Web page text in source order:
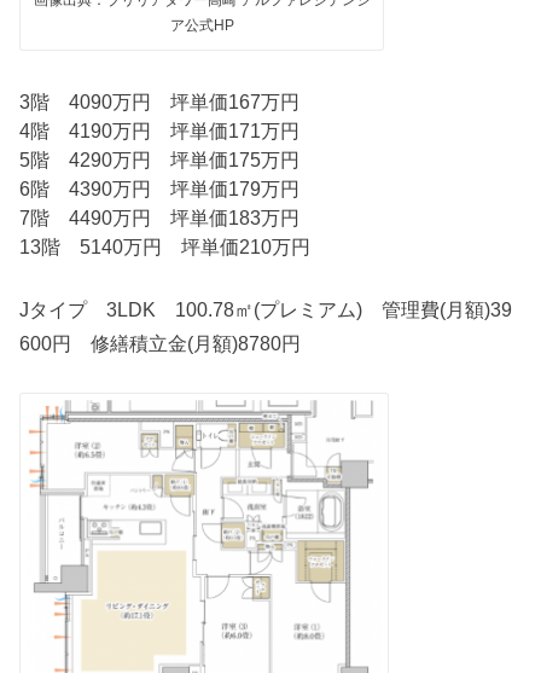
ア公式HP
3階 4090万円 坪単価167万円
4階 4190万円 坪単価171万円
5階 4290万円 坪単価175万円
6階 4390万円 坪単価179万円
7階 4490万円 坪単価183万円
13階 5140万円 坪単価210万円
Jタイプ 3LDK 100.78㎡(プレミアム) 管理費(月額)39
600円 修繕積立金(月額)8780円